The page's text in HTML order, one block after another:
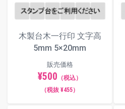
木製台木一行印 文字高
5mm 5×20mm
販売価格
¥500 （税込）
（税抜 ¥455）